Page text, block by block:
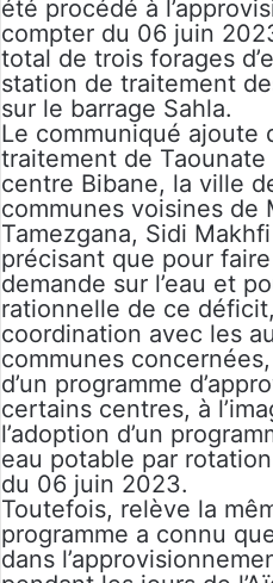
été procédé à
compter du 06 juin
total de trois forages
station de traitement
sur le barrage Sahla.
Le communiqué ajoute
traitement de
centre Bibane, la ville
communes voisines de
Tamezgana, Sidi
précisant que pour
demande sur l’eau et
rationnelle de ce
coordination avec les
communes
d’un programme
certains centres, à
l’adoption d’un
eau potable par
du 06 juin 2023.
Toutefois, relève la
programme a connu
dans